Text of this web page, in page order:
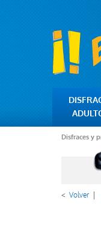
Disfraces y
< Volver